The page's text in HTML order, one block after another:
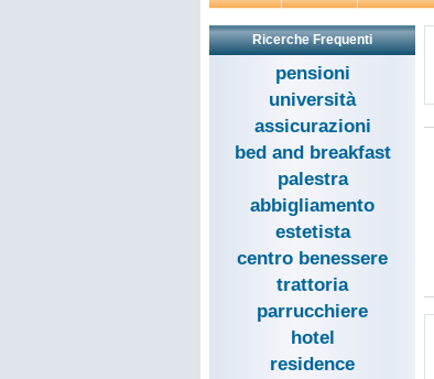
Ricerche Frequenti
pensioni
università
assicurazioni
bed and breakfast
palestra
abbigliamento
estetista
centro benessere
trattoria
parrucchiere
hotel
residence